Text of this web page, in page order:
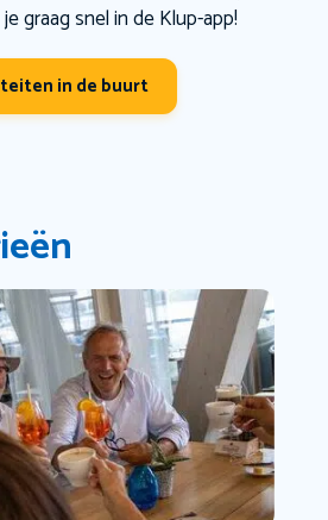
graag snel in de Klup-app!
in de buurt